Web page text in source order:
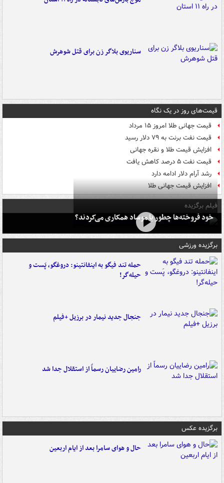
سناریوی بلاگر زن برای قتل شوهرش
قیمت‌های روز در یک نگاه
قیمت جهانی طلا امروز ۱۵ مرداد
قیمت نفت برنت به ۷۹ دلار رسید
افزایش قیمت طلا و نقره جهانی
قیمت نفت ۵ درصد کاهش یافت
رشد آرام دلار ادامه دارد
افزایش قیمت جهانی طلا
فیلم برگزیده
خود فروخته‌ها چطور با موساد همکاری می‌کردند؟
برگزیده ورزشی
حمله تند فیگو به اینفانتینو: دروغگو، پَست‌ و
حیله‌گر!
جنجال جدید نیمار در برزیل +فیلم
رامین رضاییان رسماً از استقلال جدا شد
برگزیده عکس
حال و هوای سامرا بعد از ایام اربعین